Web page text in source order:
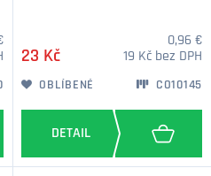
23 Kč
0,96 €
19 Kč bez DPH
OBLÍBENÉ CO10145